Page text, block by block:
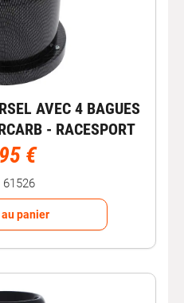
AVEC 4 BAGUES
- RACESPORT
€
61526
panier